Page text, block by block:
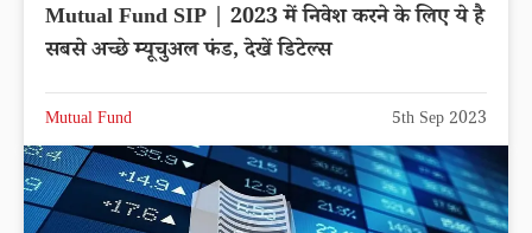
Mutual Fund SIP | 2023 में निवेश करने के लिए ये है
सबसे अच्छे म्यूचुअल फंड, देखें डिटेल्स
Mutual Fund 5th Sep 2023